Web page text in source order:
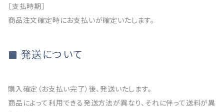
［支払時期］
商品注文確定時にお支払いが確定いたします。
発送について
購入確定（お支払い完了）後、発送いたします。
商品によって利用できる発送方法が異なり、それに伴って送料が異